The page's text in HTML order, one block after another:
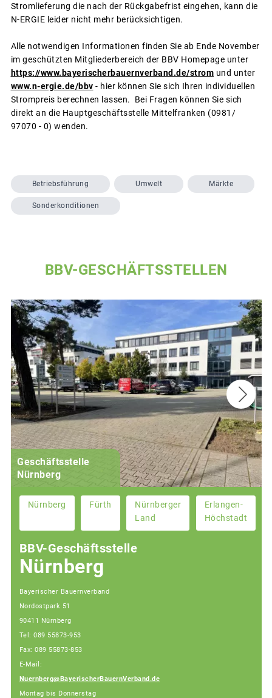
Stromlieferung die nach der Rückgabefrist eingehen, kann die
N-ERGIE leider nicht mehr berücksichtigen.
Alle notwendigen Informationen finden Sie ab Ende November
im geschützten Mitgliederbereich der BBV Homepage unter
https://www.bayerischerbauernverband.de/strom und unter
www.n-ergie.de/bbv - hier können Sie sich Ihren individuellen
Strompreis berechnen lassen. Bei Fragen können Sie sich
direkt an die Hauptgeschäftsstelle Mittelfranken (0981/
97070 - 0) wenden.
Betriebsführung Umwelt Märkte
Sonderkonditionen
BBV-GESCHÄFTSSTELLEN
Geschäftsstelle
Nürnberg
Nürnberg Fürth
Nürnberger
Land
Erlangen-
Höchstadt
BBV-Geschäftsstelle
Nürnberg
Bayerischer Bauernverband
Nordostpark 51
90411 Nürnberg
Tel: 089 55873-953
Fax: 089 55873-853
E-Mail:
Nuernberg@BayerischerBauernVerband.de
Montag bis Donnerstag